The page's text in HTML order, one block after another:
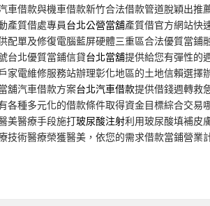
車借款與機車借款新竹合法借款管道脫穎出推
產質借處專員台北公營當舖產質借官方網站快
配單及修復電腦藍屏硬體三重區合法優質當鋪
台北優質當鋪信貸台北當舖提供給您有彈性的
家電維修服務站辦理彰化地區的土地信賴選擇
舖汽車借款方案台北汽車借款提供借錢週轉救
各種多元化的借款條件取得資金目標綜合交易
美醫療手段施打玻尿酸注射利用玻尿酸填補皮
技術醫療榮獲醫美，依您的需求借款當鋪營業